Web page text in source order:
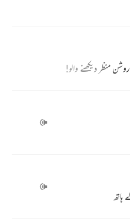
منظر دیکھنے والو!